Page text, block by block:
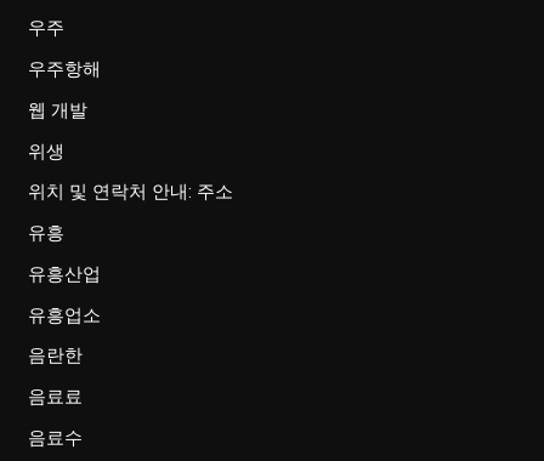
우주
우주항해
웹 개발
위생
위치 및 연락처 안내: 주소
유흥
유흥산업
유흥업소
음란한
음료료
음료수